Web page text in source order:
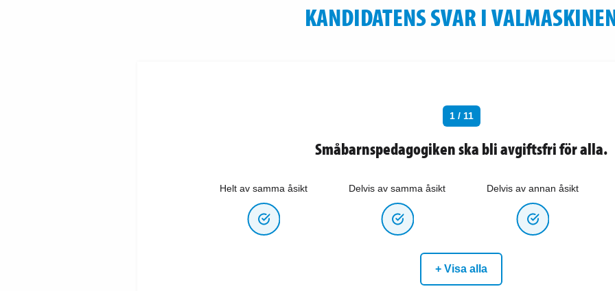
KANDIDATENS SVAR I
1 / 11
Småbarnspedagogiken ska bli avgiftsfri för alla.
Helt av samma åsikt Delvis av samma åsikt Delvis av annan åsikt
+ Visa alla